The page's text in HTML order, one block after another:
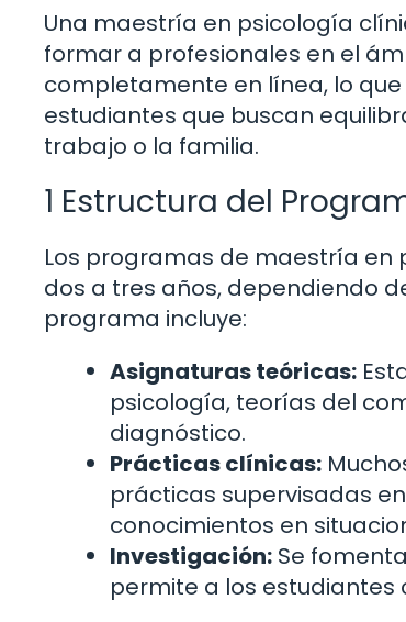
Una maestría en psicología
formar a profesionales en el
completamente en línea, lo
estudiantes que buscan
trabajo o la familia.
1 Estructura del
Los programas de maestría en
dos a tres años, dependiendo
programa incluye:
Asignaturas teóricas:
psicología, teorías del
diagnóstico.
Prácticas clínicas:
prácticas supervisadas
conocimientos en
Investigación: Se
permite a los estudiantes